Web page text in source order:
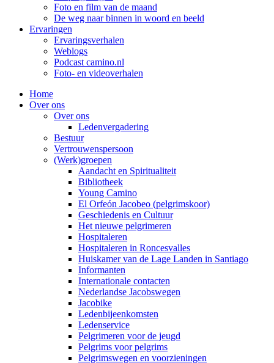
Foto en film van de maand
De weg naar binnen in woord en beeld
Ervaringen
Ervaringsverhalen
Weblogs
Podcast camino.nl
Foto- en videoverhalen
Home
Over ons
Over ons
Ledenvergadering
Bestuur
Vertrouwenspersoon
(Werk)groepen
Aandacht en Spiritualiteit
Bibliotheek
Young Camino
El Orfeón Jacobeo (pelgrimskoor)
Geschiedenis en Cultuur
Het nieuwe pelgrimeren
Hospitaleren
Hospitaleren in Roncesvalles
Huiskamer van de Lage Landen in Santiago
Informanten
Internationale contacten
Nederlandse Jacobswegen
Jacobike
Ledenbijeenkomsten
Ledenservice
Pelgrimeren voor de jeugd
Pelgrims voor pelgrims
Pelgrimswegen en voorzieningen